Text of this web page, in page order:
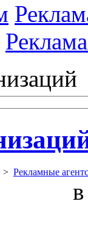
> Рекламные